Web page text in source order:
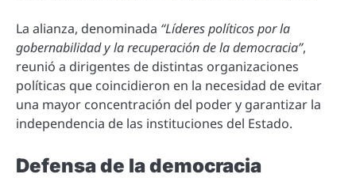
La alianza, denominada “Líderes políticos por la
gobernabilidad y la recuperación de la democracia”,
reunió a dirigentes de distintas organizaciones
políticas que coincidieron en la necesidad de evitar
una mayor concentración del poder y garantizar la
independencia de las instituciones del Estado.
Defensa de la democracia